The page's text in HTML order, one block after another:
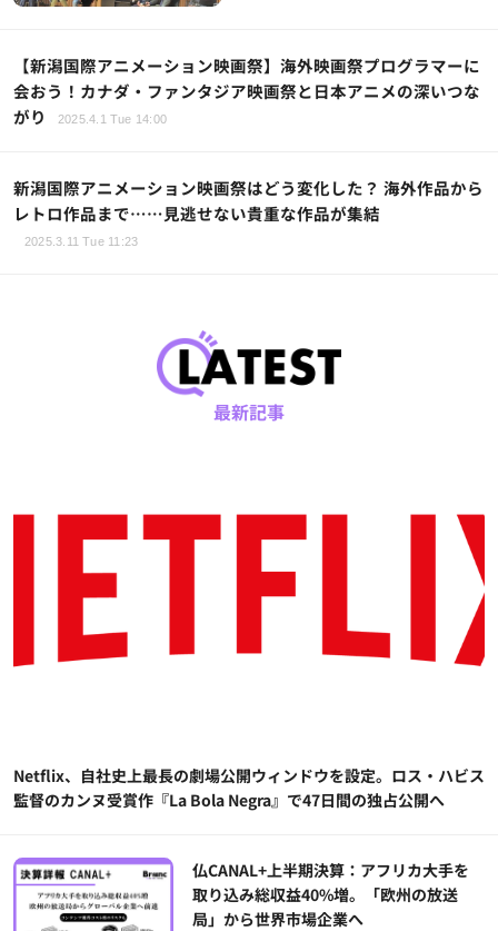
【新潟国際アニメーション映画祭】海外映画祭プログラマーに
会おう！カナダ・ファンタジア映画祭と日本アニメの深いつな
がり
2025.4.1 Tue 14:00
新潟国際アニメーション映画祭はどう変化した？ 海外作品から
レトロ作品まで……見逃せない貴重な作品が集結
2025.3.11 Tue 11:23
最新記事
Netflix、自社史上最長の劇場公開ウィンドウを設定。ロス・ハビス
監督のカンヌ受賞作『La Bola Negra』で47日間の独占公開へ
仏CANAL+上半期決算：アフリカ大手を
取り込み総収益40%増。「欧州の放送
局」から世界市場企業へ